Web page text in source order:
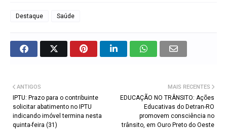
Destaque Saúde
MAIS RECENTES
EDUCAÇÃO NO TRÂNSITO: Ações
Educativas do Detran-RO
promovem consciência no
trânsito, em Ouro Preto do Oeste
ANTIGOS
IPTU: Prazo para o contribuinte
solicitar abatimento no IPTU
indicando imóvel termina nesta
quinta-feira (31)